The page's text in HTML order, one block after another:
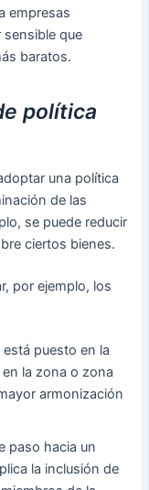
empresas
que
baratos.
política
una política
de las
se puede reducir
ciertos bienes.
por ejemplo, los
está puesto en la
la zona o zona
armonización
paso hacia un
la inclusión de